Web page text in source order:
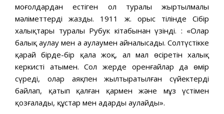
моңғолдардан естіген ол туралы жыртылмалы
мәліметтерді жазды. 1911 ж. орыс тілінде Сібір
халықтары туралы Рубук кітабынан үзінді. : «Олар
балық аулау мен аң аулаумен айналысады. Солтүстікке
қарай бірде-бір қала жоқ, ал мал өсіретін халық
керкистің атымен. Сол жерде оренғайлар да өмір
сүреді, олар аяқпен жылтыратылған сүйектерді
байлап, қатып қалған қармен және мұз үстімен
қозғалады, құстар мен аңдарды аулайды».